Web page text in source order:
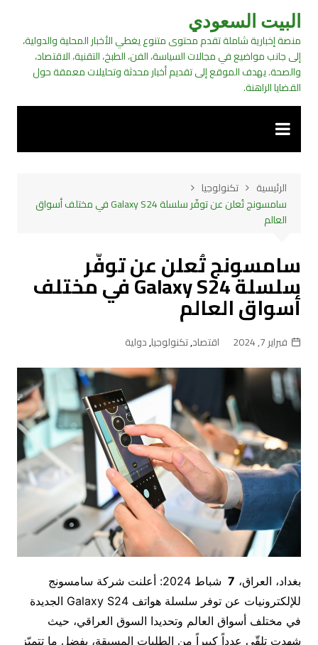
التجاوز
المحتوى
البيت السعودي
منصة إخبارية شاملة تقدم محتوى متنوع يغطي الأخبار المحلية والدولية،
إلى جانب مواضيع في مجالات السياسة، الفن، الطبخ، التقنية، الاقتصاد،
والصحة. يهدف الموقع إلى تقديم أخبار محدثة وتحليلات معمقة حول
القضايا الراهنة.
الرئيسية
تكنولوجيا
سامسونج تُعلن عن توفّر سلسلة Galaxy S24 في مختلف أسواق
العالم
سامسونج تُعلن عن توفّر
سلسلة Galaxy S24 في مختلف
أسواق العالم
فبراير 7, 2024 اقتصاد,تكنولوجيا,دولية
بغداد، العراق، 7
شباط 2024: أعلنت شركة سامسونج
للإلكترونيات عن توفر سلسلة هواتف Galaxy S24 الجديدة
في مختلف أسواق العالم وتحديدا السوق العراقي، حيث
شهدت تلقّي عدداً كبيراً من الطلبات المسبقة، بفضل ما تتميّز